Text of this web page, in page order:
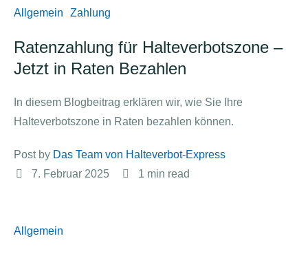
Allgemein Zahlung
Ratenzahlung für Halteverbotszone –
Jetzt in Raten Bezahlen
In diesem Blogbeitrag erklären wir, wie Sie Ihre
Halteverbotszone in Raten bezahlen können.
Post by Das Team von Halteverbot-Express
7. Februar 2025
1 min read
Allgemein